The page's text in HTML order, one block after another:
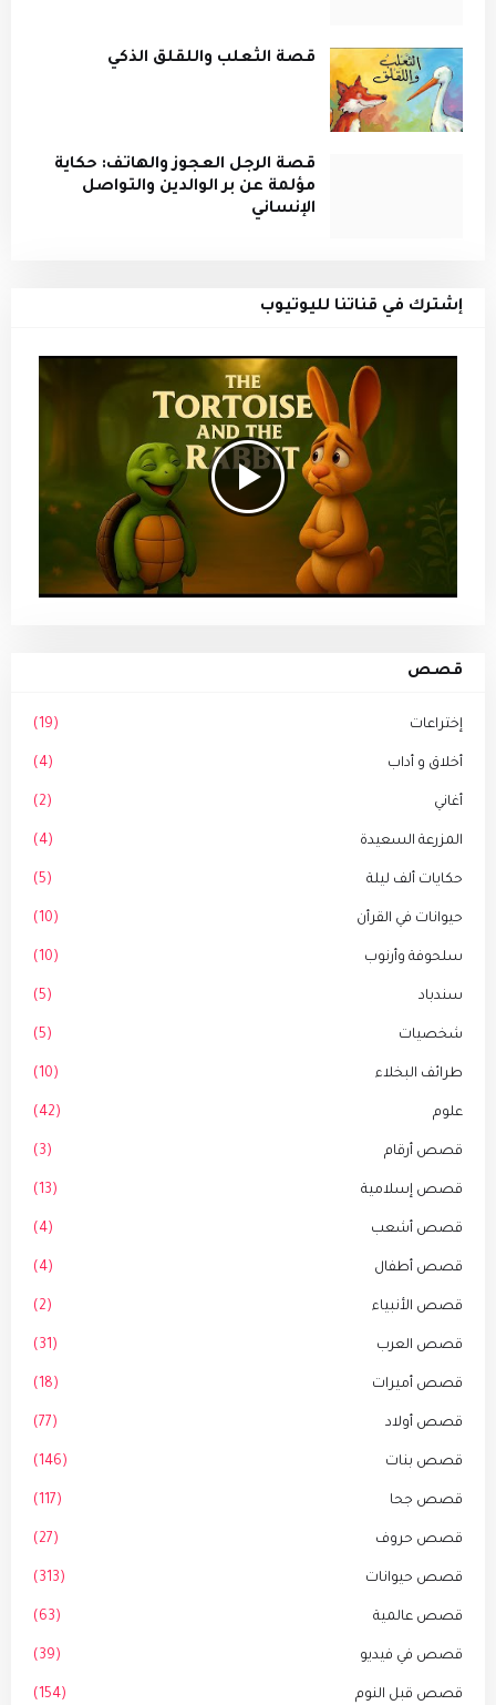
قصة الثعلب واللقلق الذكي
قصة الرجل العجوز والهاتف: حكاية
مؤلمة عن بر الوالدين والتواصل
الإنساني
إشترك في قناتنا لليوتيوب
قصص
إختراعات (19)
أخلاق و أداب (4)
أغاني (2)
المزرعة السعيدة (4)
حكايات ألف ليلة (5)
حيوانات في القرأن (10)
سلحوفة وأرنوب (10)
سندباد (5)
شخصيات (5)
طرائف البخلاء (10)
علوم (42)
قصص أرقام (3)
قصص إسلامية (13)
قصص أشعب (4)
قصص أطفال (4)
قصص الأنبياء (2)
قصص العرب (31)
قصص أميرات (18)
قصص أولاد (77)
قصص بنات (146)
قصص جحا (117)
قصص حروف (27)
قصص حيوانات (313)
قصص عالمية (63)
قصص في فيديو (39)
قصص قبل النوم (154)